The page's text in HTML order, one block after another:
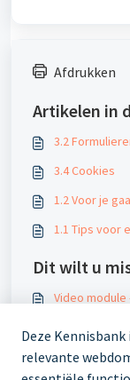
Afdrukken
Artikelen in
3.2
3.4 Cookies
1.2 Voor je
1.1 Tips voor
Dit wilt u
Video module
Hoe voeg ik
Deze
relevante